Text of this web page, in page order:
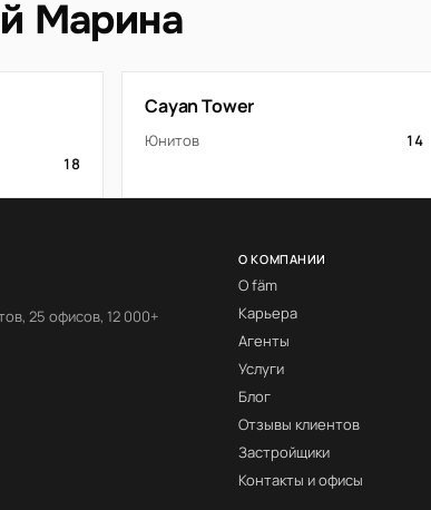
Марина
18
Cayan Tower
Юнитов 14
25 офисов, 12 000+
О КОМПАНИИ
О fäm
Карьера
Агенты
Услуги
Блог
Отзывы клиентов
Застройщики
Контакты и офисы